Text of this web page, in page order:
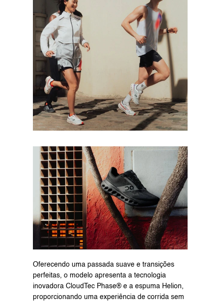
Oferecendo uma passada suave e transições
perfeitas, o modelo apresenta a tecnologia
inovadora CloudTec Phase® e a espuma Helion,
proporcionando uma experiência de corrida sem